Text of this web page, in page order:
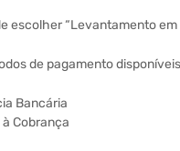
escolher “Levantamento
de pagamento
Bancária
Cobrança